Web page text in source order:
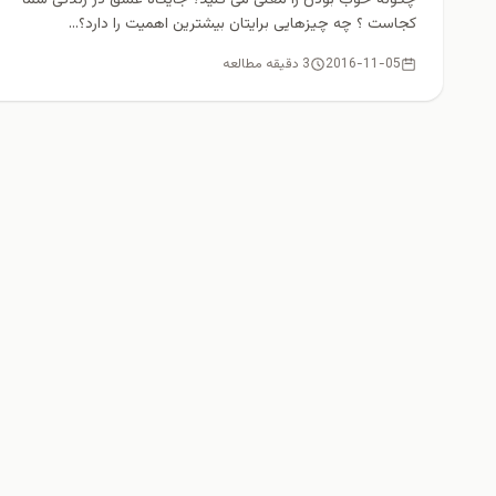
کجاست‌ ؟ چه چیزهایی برایتان بیشترین اهمیت را دارد؟...
2016-11-05 3 دقیقه مطالعه